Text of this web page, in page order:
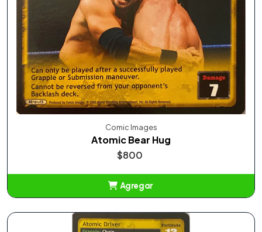
Comic Images
Atomic Bear Hug
$800
Agregar